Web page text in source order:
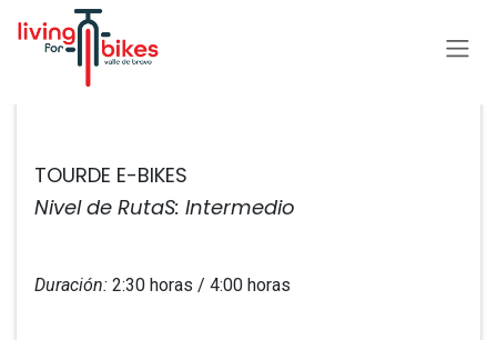
TOURDE E-BIKES
Nivel de RutaS: Intermedio
Duración: 2:30 horas / 4:00 horas